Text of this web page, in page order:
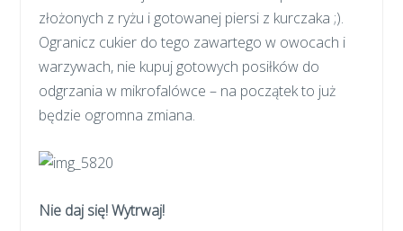
złożonych z ryżu i gotowanej piersi z kurczaka ;).
Ogranicz cukier do tego zawartego w owocach i
warzywach, nie kupuj gotowych posiłków do
odgrzania w mikrofalówce – na początek to już
będzie ogromna zmiana.
Nie daj się! Wytrwaj!